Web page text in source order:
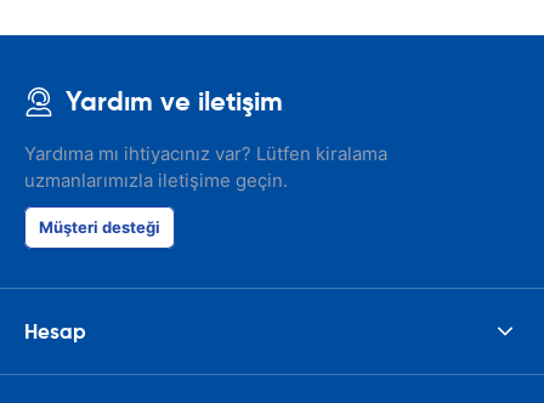
Yardım ve iletişim
Yardıma mı ihtiyacınız var? Lütfen kiralama
uzmanlarımızla iletişime geçin.
Müşteri desteği
Hesap